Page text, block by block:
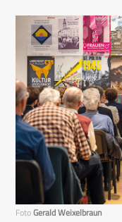
FotoGerald Weixelbraun